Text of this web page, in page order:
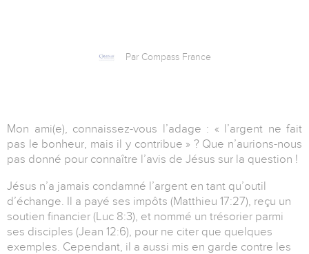
Par Compass France
Mon ami(e), connaissez-vous l’adage : « l’argent ne fait
pas le bonheur, mais il y contribue » ? Que n’aurions-nous
pas donné pour connaître l’avis de Jésus sur la question !
Jésus n’a jamais condamné l’argent en tant qu’outil
d’échange. Il a payé ses impôts (Matthieu 17:27), reçu un
soutien financier (Luc 8:3), et nommé un trésorier parmi
ses disciples (Jean 12:6), pour ne citer que quelques
exemples. Cependant, il a aussi mis en garde contre les